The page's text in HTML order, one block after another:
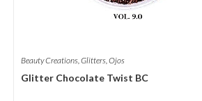
Beauty Creations, Glitters, Ojos
Glitter Chocolate Twist BC